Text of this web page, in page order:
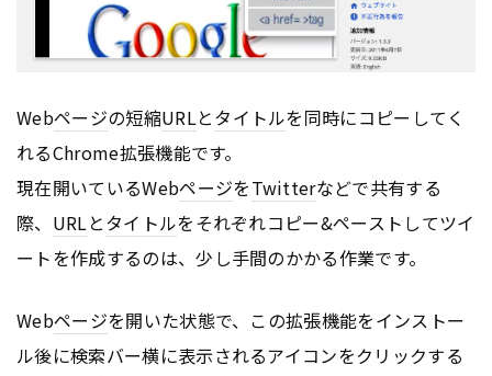
Webページの短縮URLとタイトルを同時にコピーしてく
れるChrome拡張機能です。
現在開いているWebページをTwitterなどで共有する
際、 URLとタイトルをそれぞれコピー&ペーストしてツイ
ートを作成するのは、少し手間のかかる作業です。
Webページを開いた状態で、この拡張機能をインストー
ル後に検索バー横に表示されるアイコンをクリックする